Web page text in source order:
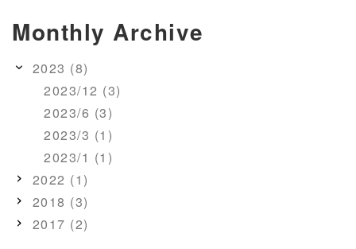
Monthly Archive
2023 (8)
2023/12 (3)
2023/6 (3)
2023/3 (1)
2023/1 (1)
2022 (1)
2018 (3)
2017 (2)